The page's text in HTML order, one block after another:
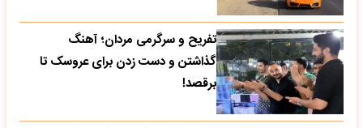
تفریح و سرگرمی مردان؛ آهنگ
گذاشتن و دست زدن برای عروسک تا
برقصد!